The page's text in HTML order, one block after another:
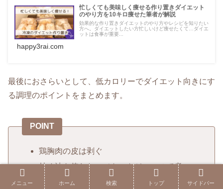
忙しくても美味しく痩せる作り置きダイエット
のやり方を10キロ痩せた筆者が解説
効果的な作り置きダイエットのやり方やレシピを知りたい
方へ。ダイエットしたい方忙しいけど痩せたくて…ダイエ
ットは食事が重要...
happy3rai.com
最後におさらいとして、低カロリーでダイエット向きにす
る調理のポイントをまとめます。
POINT
鶏胸肉の皮は剥ぐ
炒め油を使わない（トマトジュースで煮
る）
メニュー ホーム 検索 トップ サイドバー